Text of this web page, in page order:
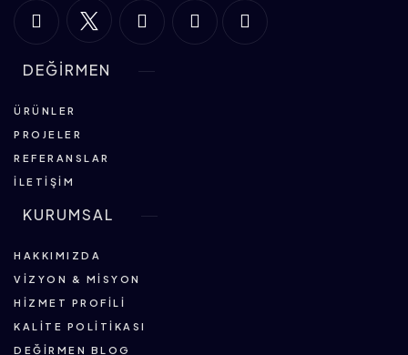
DEĞİRMEN
ÜRÜNLER
PROJELER
REFERANSLAR
İLETIŞIM
KURUMSAL
HAKKIMIZDA
VIZYON & MISYON
HIZMET PROFILI
KALITE POLITIKASI
DEĞIRMEN BLOG